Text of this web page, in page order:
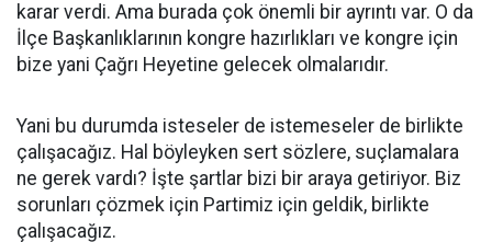
karar verdi. Ama burada çok önemli bir ayrıntı var. O da
İlçe Başkanlıklarının kongre hazırlıkları ve kongre için
bize yani Çağrı Heyetine gelecek olmalarıdır.
Yani bu durumda isteseler de istemeseler de birlikte
çalışacağız. Hal böyleyken sert sözlere, suçlamalara
ne gerek vardı? İşte şartlar bizi bir araya getiriyor. Biz
sorunları çözmek için Partimiz için geldik, birlikte
çalışacağız.